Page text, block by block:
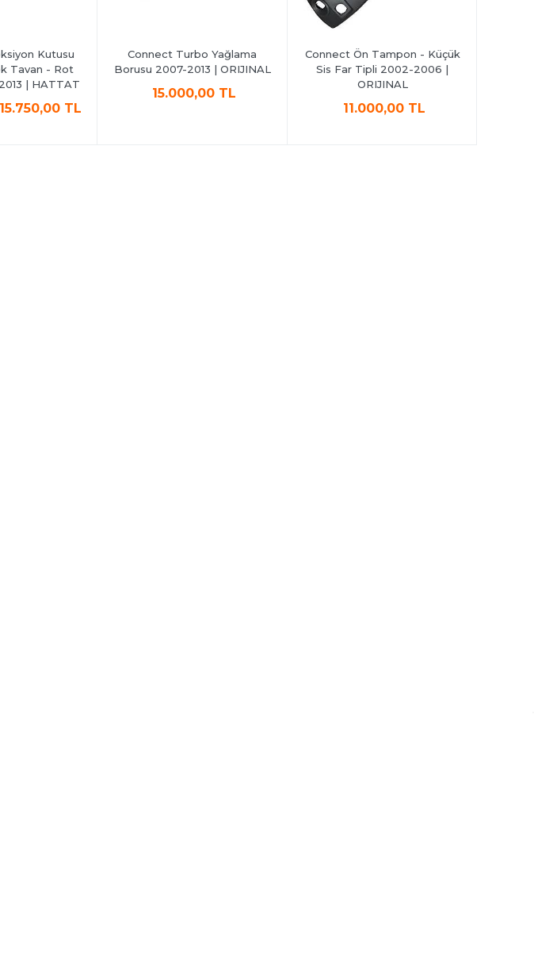
Kutusu
Tavan - Rot
| HATTAT
15.750,00 TL
Connect Turbo Yağlama
Borusu 2007-2013 | ORIJINAL
15.000,00 TL
Connect Ön Tampon - Küçük
Sis Far Tipli 2002-2006 |
ORIJINAL
11.000,00 TL